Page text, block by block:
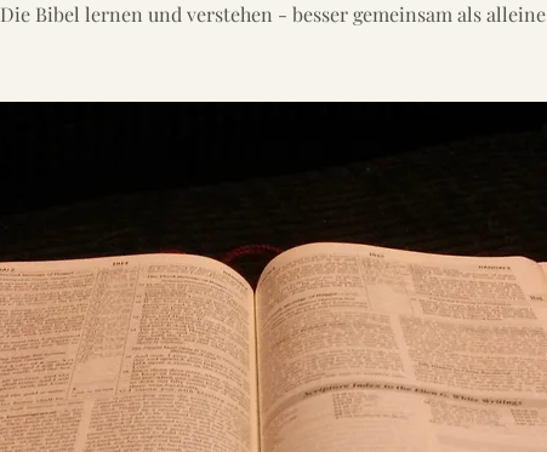
Die Bibel lernen und verstehen - besser gemeinsam als